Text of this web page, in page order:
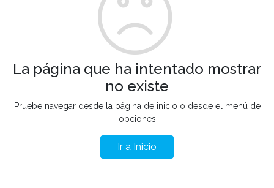
La página que ha intentado mostrar
no existe
Pruebe navegar desde la página de inicio o desde el menú de
opciones
Ir a Inicio